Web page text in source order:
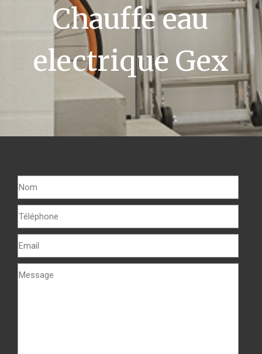
Chauffe eau
electrique Gex